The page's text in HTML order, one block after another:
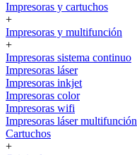
Impresoras y cartuchos
+
Impresoras y multifunción
+
Impresoras sistema continuo
Impresoras láser
Impresoras inkjet
Impresoras color
Impresoras wifi
Impresoras láser multifunción
Cartuchos
+